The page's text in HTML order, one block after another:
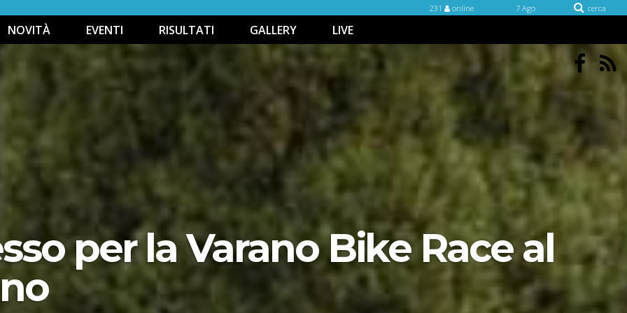
cerca
7 Ago
231 online
NOVITÀ EVENTI RISULTATI GALLERY LIVE
per la Varano Bike Race al